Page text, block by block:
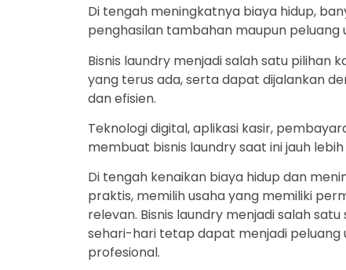
Di tengah meningkatnya biaya hidup,
penghasilan tambahan maupun peluang
Bisnis laundry menjadi salah satu pilihan
yang terus ada, serta dapat dijalankan
dan efisien.
Teknologi digital, aplikasi kasir,
membuat bisnis laundry saat ini jauh
Di tengah kenaikan biaya hidup dan
praktis, memilih usaha yang memiliki
relevan. Bisnis laundry menjadi salah
sehari-hari tetap dapat menjadi peluang
profesional.